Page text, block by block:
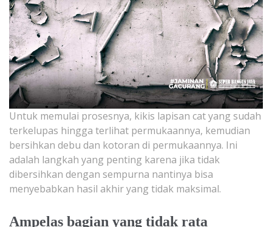
Untuk memulai prosesnya, kikis lapisan cat yang sudah
terkelupas hingga terlihat permukaannya, kemudian
bersihkan debu dan kotoran di permukaannya. Ini
adalah langkah yang penting karena jika tidak
dibersihkan dengan sempurna nantinya bisa
menyebabkan hasil akhir yang tidak maksimal.
Ampelas bagian yang tidak rata